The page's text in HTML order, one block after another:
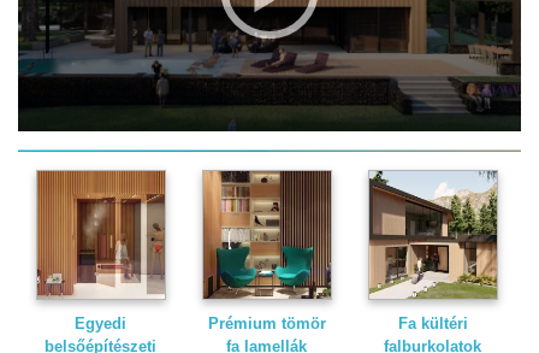
Egyedi
belsőépítészeti
Prémium tömör
fa lamellák
Fa kültéri
falburkolatok